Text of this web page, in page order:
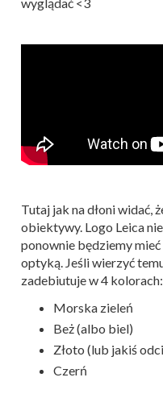
Tutaj jak na dłoni widać,
obiektywy. Logo Leica
ponownie będziemy
optyką. Jeśli wierzyć
zadebiutuje w 4 kolorach:
Morska zieleń
Beż (albo biel)
Złoto (lub jakiś
Czerń